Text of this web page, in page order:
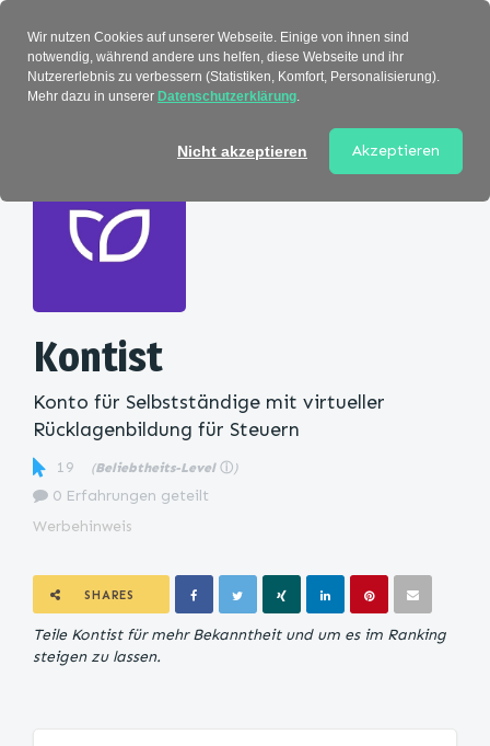
Kontist
Konto für Selbstständige mit virtueller
Rücklagenbildung für Steuern
19 (Beliebtheits-Level ⓘ )
0 Erfahrungen geteilt
Werbehinweis
SHARES
Teile Kontist für mehr Bekanntheit und um es im Ranking
steigen zu lassen.
Wir nutzen Cookies auf unserer Webseite. Einige von ihnen sind
notwendig, während andere uns helfen, diese Webseite und ihr
Nutzererlebnis zu verbessern (Statistiken, Komfort, Personalisierung).
Mehr dazu in unserer Datenschutzerklärung.
Nicht akzeptieren Akzeptieren